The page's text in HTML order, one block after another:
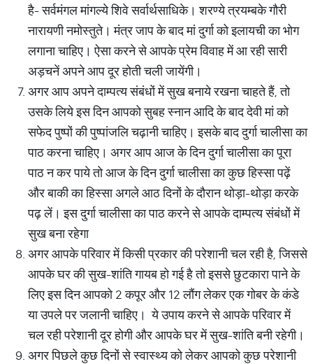
है- सर्वमंगल मांगल्ये शिवे सर्वार्थसाधिके। शरण्ये त्रयम्बके गौरी
नारायणी नमोस्तुते। मंत्र जाप के बाद मां दुर्गा को इलायची का भोग
लगाना चाहिए। ऐसा करने से आपके प्रेम विवाह में आ रही सारी
अड़चनें अपने आप दूर होती चली जायेंगी।
अगर आप अपने दाम्पत्य संबंधों में सुख बनाये रखना चाहते हैं, तो
उसके लिये इस दिन आपको सुबह स्नान आदि के बाद देवी मां को
सफेद पुष्पों की पुष्पांजलि चढ़ानी चाहिए। इसके बाद दुर्गा चालीसा का
पाठ करना चाहिए। अगर आप आज के दिन दुर्गा चालीसा का पूरा
पाठ न कर पाये तो आज के दिन दुर्गा चालीसा का कुछ हिस्सा पढ़ें
और बाकी का हिस्सा अगले आठ दिनों के दौरान थोड़ा-थोड़ा करके
पढ़ लें। इस दुर्गा चालीसा का पाठ करने से आपके दाम्पत्य संबंधों में
सुख बना रहेगा
अगर आपके परिवार में किसी प्रकार की परेशानी चल रही है, जिससे
आपके घर की सुख-शांति गायब हो गई है तो इससे छुटकारा पाने के
लिए इस दिन आपको 2 कपूर और 12 लौंग लेकर एक गोबर के कंडे
या उपले पर जलानी चाहिए। ये उपाय करने से आपके परिवार में
चल रही परेशानी दूर होगी और आपके घर में सुख-शांति बनी रहेगी।
अगर पिछले कुछ दिनों से स्वास्थ्य को लेकर आपको कुछ परेशानी